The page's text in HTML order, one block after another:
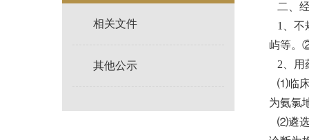
相关文件
其他公示
二、
1、不
屿等。
2、用
⑴临床
为氨氯
⑵遴选